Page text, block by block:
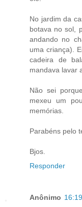
No jardim da
botava no sol,
andando no
uma criança).
cadeira de
mandava lavar
Não sei
mexeu um
memórias.
Parabéns pelo
Bjos.
Responder
Anônimo 16:19